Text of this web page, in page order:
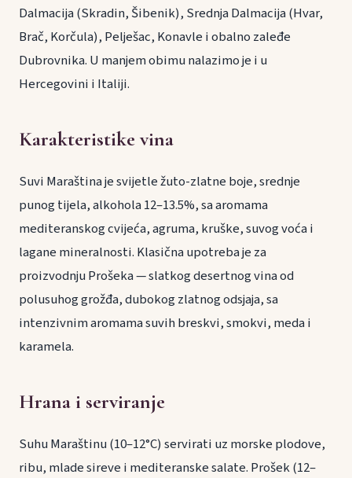
Dalmacija (Skradin, Šibenik), Srednja Dalmacija (Hvar,
Brač, Korčula), Pelješac, Konavle i obalno zaleđe
Dubrovnika. U manjem obimu nalazimo je i u
Hercegovini i Italiji.
Karakteristike vina
Suvi Maraština je svijetle žuto-zlatne boje, srednje
punog tijela, alkohola 12–13.5%, sa aromama
mediteranskog cvijeća, agruma, kruške, suvog voća i
lagane mineralnosti. Klasična upotreba je za
proizvodnju Prošeka — slatkog desertnog vina od
polusuhog grožđa, dubokog zlatnog odsjaja, sa
intenzivnim aromama suvih breskvi, smokvi, meda i
karamela.
Hrana i serviranje
Suhu Maraštinu (10–12°C) servirati uz morske plodove,
ribu, mlade sireve i mediteranske salate. Prošek (12–